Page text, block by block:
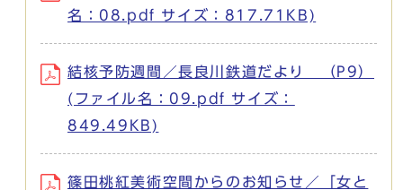
名：08.pdf サイズ：817.71KB)
結核予防週間／長良川鉄道だより （P9）
(ファイル名：09.pdf サイズ：
849.49KB)
篠田桃紅美術空間からのお知らせ／「女と